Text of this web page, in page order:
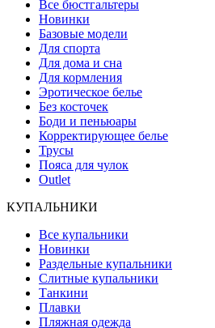
Все бюстгальтеры
Новинки
Базовые модели
Для спорта
Для дома и сна
Для кормления
Эротическое белье
Без косточек
Боди и пеньюары
Корректирующее белье
Трусы
Пояса для чулок
Outlet
КУПАЛЬНИКИ
Все купальники
Новинки
Раздельные купальники
Слитные купальники
Танкини
Плавки
Пляжная одежда